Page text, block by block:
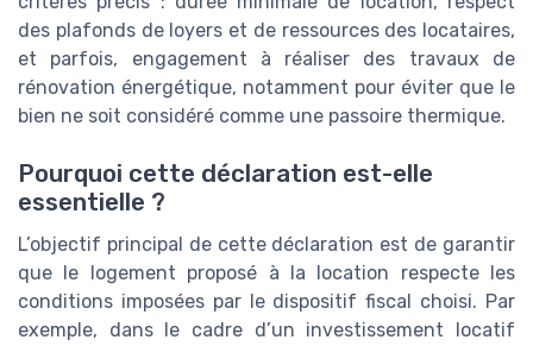
des plafonds de loyers et de ressources des locataires,
et parfois, engagement à réaliser des travaux de
rénovation énergétique, notamment pour éviter que le
bien ne soit considéré comme une passoire thermique.
Pourquoi cette déclaration est-elle
essentielle ?
L’objectif principal de cette déclaration est de garantir
que le logement proposé à la location respecte les
conditions imposées par le dispositif fiscal choisi. Par
exemple, dans le cadre d’un investissement locatif